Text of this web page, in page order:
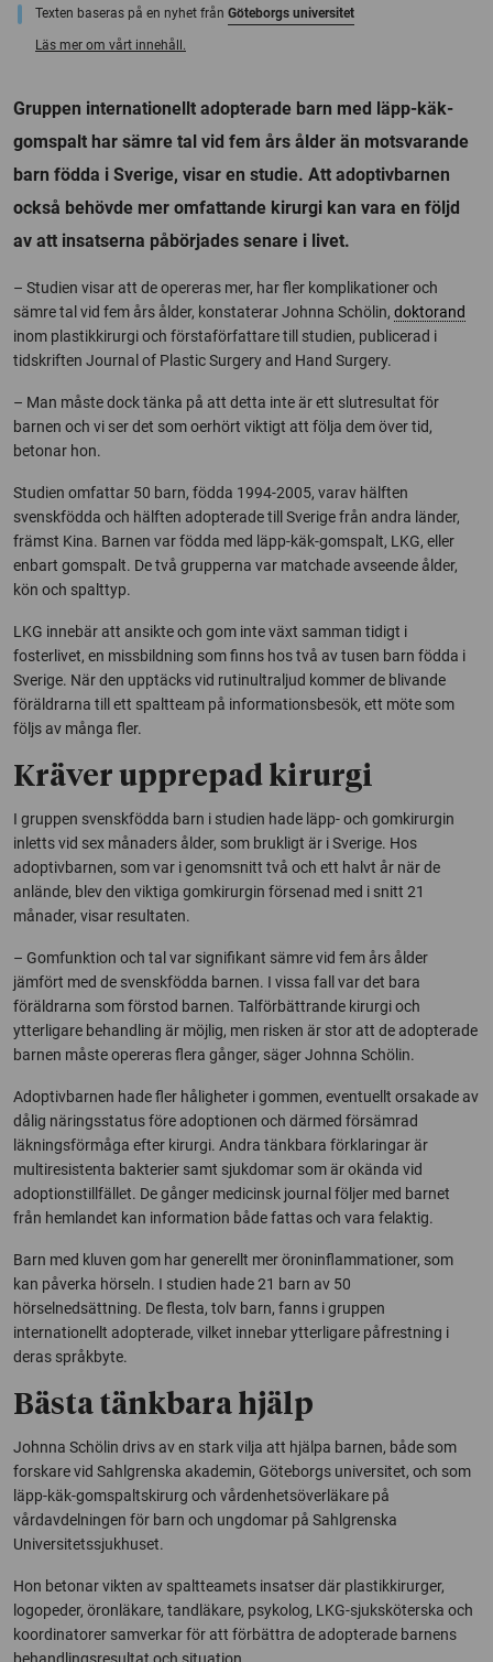
Texten baseras på en nyhet från Göteborgs universitet
Läs mer om vårt innehåll.
Gruppen internationellt adopterade barn med läpp-käk-
gomspalt har sämre tal vid fem års ålder än motsvarande
barn födda i Sverige, visar en studie. Att adoptivbarnen
också behövde mer omfattande kirurgi kan vara en följd
av att insatserna påbörjades senare i livet.
– Studien visar att de opereras mer, har fler komplikationer och
sämre tal vid fem års ålder, konstaterar Johnna Schölin, doktorand
inom plastikkirurgi och förstaförfattare till studien, publicerad i
tidskriften Journal of Plastic Surgery and Hand Surgery.
– Man måste dock tänka på att detta inte är ett slutresultat för
barnen och vi ser det som oerhört viktigt att följa dem över tid,
betonar hon.
Studien omfattar 50 barn, födda 1994-2005, varav hälften
svenskfödda och hälften adopterade till Sverige från andra länder,
främst Kina. Barnen var födda med läpp-käk-gomspalt, LKG, eller
enbart gomspalt. De två grupperna var matchade avseende ålder,
kön och spalttyp.
LKG innebär att ansikte och gom inte växt samman tidigt i
fosterlivet, en missbildning som finns hos två av tusen barn födda i
Sverige. När den upptäcks vid rutinultraljud kommer de blivande
föräldrarna till ett spaltteam på informationsbesök, ett möte som
följs av många fler.
Kräver upprepad kirurgi
I gruppen svenskfödda barn i studien hade läpp- och gomkirurgin
inletts vid sex månaders ålder, som brukligt är i Sverige. Hos
adoptivbarnen, som var i genomsnitt två och ett halvt år när de
anlände, blev den viktiga gomkirurgin försenad med i snitt 21
månader, visar resultaten.
– Gomfunktion och tal var signifikant sämre vid fem års ålder
jämfört med de svenskfödda barnen. I vissa fall var det bara
föräldrarna som förstod barnen. Talförbättrande kirurgi och
ytterligare behandling är möjlig, men risken är stor att de adopterade
barnen måste opereras flera gånger, säger Johnna Schölin.
Adoptivbarnen hade fler håligheter i gommen, eventuellt orsakade av
dålig näringsstatus före adoptionen och därmed försämrad
läkningsförmåga efter kirurgi. Andra tänkbara förklaringar är
multiresistenta bakterier samt sjukdomar som är okända vid
adoptionstillfället. De gånger medicinsk journal följer med barnet
från hemlandet kan information både fattas och vara felaktig.
Barn med kluven gom har generellt mer öroninflammationer, som
kan påverka hörseln. I studien hade 21 barn av 50
hörselnedsättning. De flesta, tolv barn, fanns i gruppen
internationellt adopterade, vilket innebar ytterligare påfrestning i
deras språkbyte.
Bästa tänkbara hjälp
Johnna Schölin drivs av en stark vilja att hjälpa barnen, både som
forskare vid Sahlgrenska akademin, Göteborgs universitet, och som
läpp-käk-gomspaltskirurg och vårdenhetsöverläkare på
vårdavdelningen för barn och ungdomar på Sahlgrenska
Universitetssjukhuset.
Hon betonar vikten av spaltteamets insatser där plastikkirurger,
logopeder, öronläkare, tandläkare, psykolog, LKG-sjuksköterska och
koordinatorer samverkar för att förbättra de adopterade barnens